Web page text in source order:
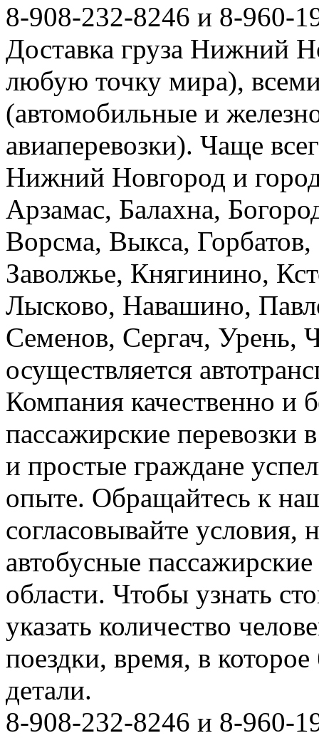
8-908-232-8246 и 8-960-
Доставка груза Нижний
любую точку мира),
(автомобильные и
авиаперевозки). Чаще
Нижний Новгород и
Арзамас, Балахна,
Ворсма, Выкса,
Заволжье, Княгинино,
Лысково, Навашино,
Семенов, Сергач, Урень,
осуществляется
Компания качественно и
пассажирские
и простые граждане
опыте. Обращайтесь к
согласовывайте условия,
автобусные
области. Чтобы узнать
указать количество
поездки, время, в
детали.
8-908-232-8246 и 8-960-